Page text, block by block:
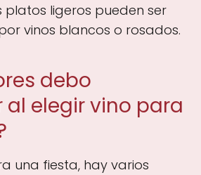
platos ligeros pueden ser
vinos blancos o rosados.
debo
elegir vino para
una fiesta, hay varios